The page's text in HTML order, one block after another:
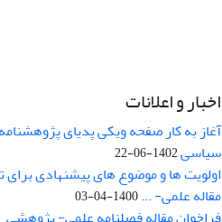
اخبار و اعلانات
آغاز به کار صفحه ویکی پدیای
سیاسی1402-06-22
اولویت ها و موضوع های پیشنهادی برای
مقاله علمی- ...1400-04-03